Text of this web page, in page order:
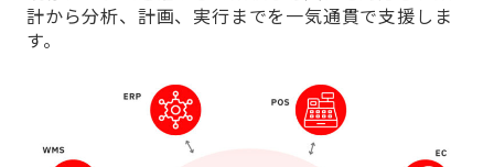
計から分析、計画、実行までを一気通貫で支援しま
す。